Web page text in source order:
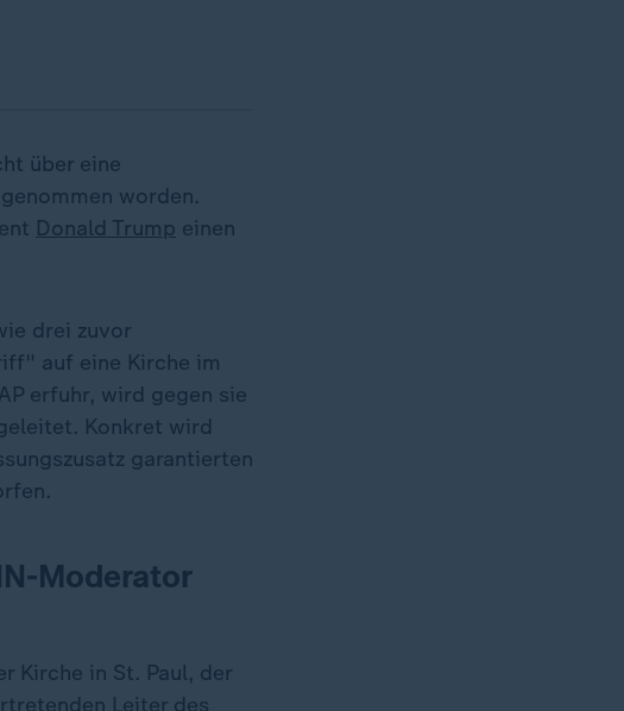
über eine
worden.
Donald Trump einen
drei zuvor
auf eine Kirche im
erfuhr, wird gegen sie
Konkret wird
garantierten
Moderator
Kirche in St. Paul, der
Leiter des